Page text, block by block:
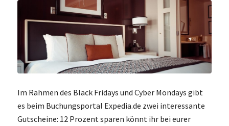
Im Rahmen des Black Fridays und Cyber Mondays gibt
es beim Buchungsportal Expedia.de zwei interessante
Gutscheine: 12 Prozent sparen könnt ihr bei eurer